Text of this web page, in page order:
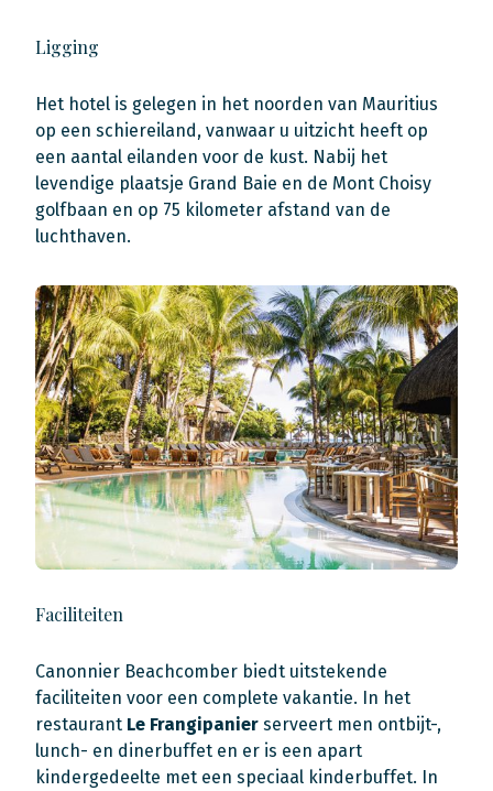
Ligging
Het hotel is gelegen in het noorden van Mauritius
op een schiereiland, vanwaar u uitzicht heeft op
een aantal eilanden voor de kust. Nabij het
levendige plaatsje Grand Baie en de Mont Choisy
golfbaan en op 75 kilometer afstand van de
luchthaven.
Faciliteiten
Canonnier Beachcomber biedt uitstekende
faciliteiten voor een complete vakantie. In het
restaurant Le Frangipanier serveert men ontbijt-,
lunch- en dinerbuffet en er is een apart
kindergedeelte met een speciaal kinderbuffet. In